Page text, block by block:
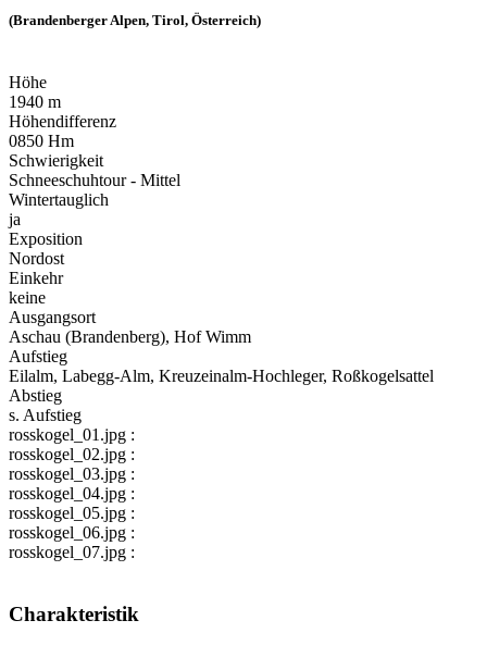
(Brandenberger Alpen, Tirol, Österreich)
Höhe
1940 m
Höhendifferenz
0850 Hm
Schwierigkeit
Schneeschuhtour - Mittel
Wintertauglich
ja
Exposition
Nordost
Einkehr
keine
Ausgangsort
Aschau (Brandenberg), Hof Wimm
Aufstieg
Eilalm, Labegg-Alm, Kreuzeinalm-Hochleger, Roßkogelsattel
Abstieg
s. Aufstieg
rosskogel_01.jpg :
rosskogel_02.jpg :
rosskogel_03.jpg :
rosskogel_04.jpg :
rosskogel_05.jpg :
rosskogel_06.jpg :
rosskogel_07.jpg :
Charakteristik